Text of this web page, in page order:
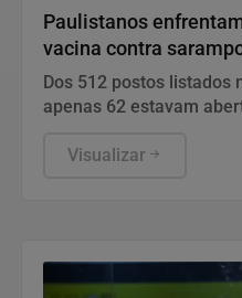
Paulistanos
vacina contra
Dos 512 postos listados
apenas 62 estavam
segunda a sexta-feira.
Visualizar